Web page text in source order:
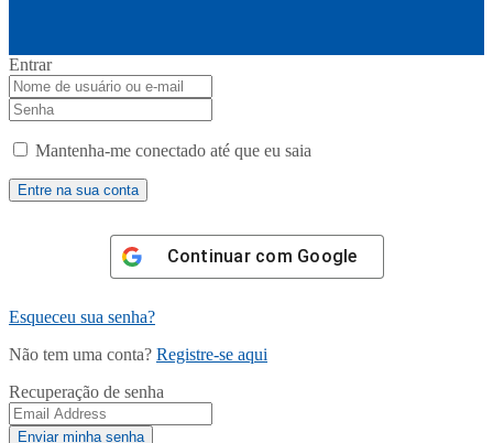
Entrar
Mantenha-me conectado até que eu saia
Continuar com Google
Esqueceu sua senha?
Não tem uma conta? Registre-se aqui
Recuperação de senha